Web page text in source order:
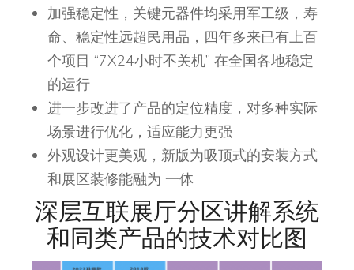
加强稳定性，关键元器件均采用军工级，寿
命、稳定性远超民用品，四年多来已有上百
个项目 “7X24小时不关机” 在全国各地稳定
的运行
进一步改进了产品的定位精度，对多种实际
场景进行优化，适应能力更强
外观设计更美观，新版为吸顶式的安装方式
和展区装修能融为 一体
深层互联展厅分区讲解系统
和同类产品的技术对比图